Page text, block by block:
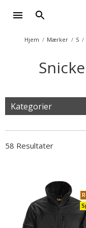
Hjem Mærker S
Kategorier
58 Resultater